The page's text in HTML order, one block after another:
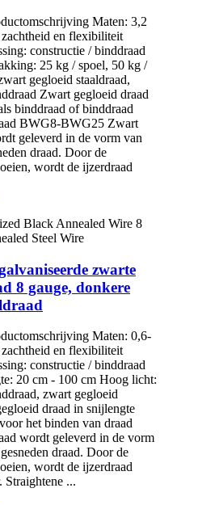
Maten: 3,2
en flexibiliteit
constructie / binddraad
25 kg / spoel, 50 kg /
gegloeid staaldraad,
Zwart gegloeid draad
binddraad of binddraad
BWG8-BWG25 Zwart
geleverd in de vorm van
draad. Door de
wordt de ijzerdraad
zwarte
8 gauge, donkere
Maten: 0,6-
en flexibiliteit
constructie / binddraad
20 cm - 100 cm Hoog licht:
zwart gegloeid
draad in snijlengte
het binden van draad
wordt geleverd in de vorm
draad. Door de
wordt de ijzerdraad
Straightene ...